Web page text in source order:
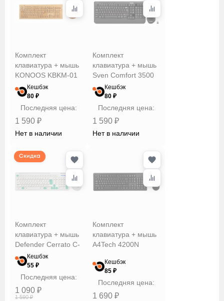
Комплект
клавиатура + мышь
KONOOS KBKM-01
Кешбэк
80 ₽
Последняя цена:
1 590 ₽
Нет в наличии
Комплект
клавиатура + мышь
Sven Comfort 3500
Кешбэк
80 ₽
Последняя цена:
1 590 ₽
Нет в наличии
Скидка
Комплект
клавиатура + мышь
Defender Cerrato C-
978 RUКешбэк
55 ₽
Последняя цена:
1 090 ₽
1 590 ₽
Комплект
клавиатура + мышь
A4Tech 4200N
Кешбэк
85 ₽
Последняя цена:
1 690 ₽